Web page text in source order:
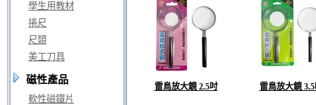
學生用教材
捲尺
尺類
美工刀具
磁性產品
軟性磁鐵片
雷鳥放大鏡 2.5吋 雷鳥放大鏡